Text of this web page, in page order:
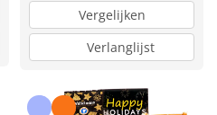
Vergelijken
Verlanglijst